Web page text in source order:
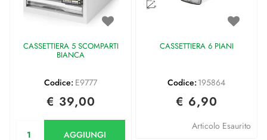
CASSETTIERA 5 SCOMPARTI
BIANCA
Codice: E9777
€ 39,00
AGGIUNGI
CASSETTIERA 6 PIANI
Codice: 195864
€ 6,90
Articolo Esaurito